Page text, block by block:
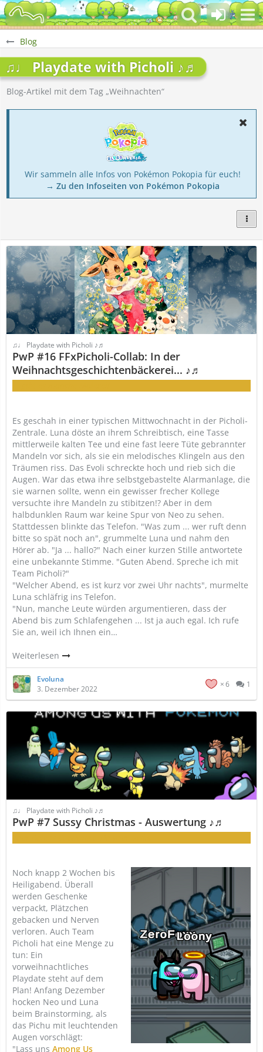
Blog
♫♩ Playdate with Picholi ♪♬
Blog-Artikel mit dem Tag „Weihnachten“
Wir sammeln alle Infos von Pokémon Pokopia für euch!
→ Zu den Infoseiten von Pokémon Pokopia
♫♩ Playdate with Picholi ♪♬
PwP #16 FFxPicholi-Collab: In der
Weihnachtsgeschichtenbäckerei... ♪♬
Es geschah in einer typischen Mittwochnacht in der Picholi-
Zentrale. Luna döste an ihrem Schreibtisch, eine Tasse
mittlerweile kalten Tee und eine fast leere Tüte gebrannter
Mandeln vor sich, als sie ein melodisches Klingeln aus den
Träumen riss. Das Evoli schreckte hoch und rieb sich die
Augen. War das etwa ihre selbstgebastelte Alarmanlage, die
sie warnen sollte, wenn ein gewisser frecher Kollege
versuchte ihre Mandeln zu stibitzen!? Aber in dem
halbdunklen Raum war keine Spur von Neo zu sehen.
Stattdessen blinkte das Telefon. "Was zum ... wer ruft denn
bitte so spät noch an", grummelte Luna und nahm den
Hörer ab. "Ja ... hallo?" Nach einer kurzen Stille antwortete
eine unbekannte Stimme. "Guten Abend. Spreche ich mit
Team Picholi?"
"Welcher Abend, es ist kurz vor zwei Uhr nachts", murmelte
Luna schläfrig ins Telefon.
"Nun, manche Leute würden argumentieren, dass der
Abend bis zum Schlafengehen ... Ist ja auch egal. Ich rufe
Sie an, weil ich Ihnen ein…
Weiterlesen
Evoluna
3. Dezember 2022
6 1
♫♩ Playdate with Picholi ♪♬
PwP #7 Sussy Christmas - Auswertung ♪♬
Noch knapp 2 Wochen bis
Heiligabend. Überall
werden Geschenke
verpackt, Plätzchen
gebacken und Nerven
verloren. Auch Team
Picholi hat eine Menge zu
tun: Ein
vorweihnachtliches
Playdate steht auf dem
Plan! Anfang Dezember
hocken Neo und Luna
beim Brainstorming, als
das Pichu mit leuchtenden
Augen vorschlägt:
"Lass uns Among Us